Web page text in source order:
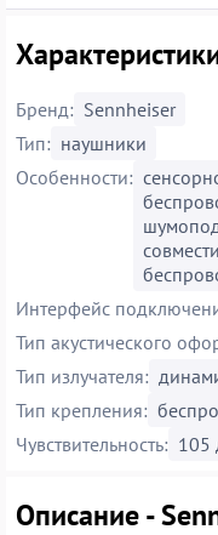
Бренд: Sennheiser
Тип: наушники
Особенности:
Интерфейс
Тип акустического
Тип излучателя:
Тип крепления:
Чувствительность: 105
Описание -